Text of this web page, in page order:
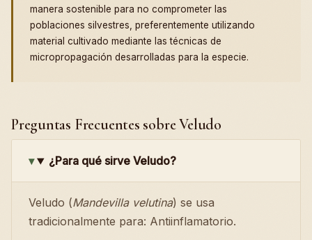
manera sostenible para no comprometer las
poblaciones silvestres, preferentemente utilizando
material cultivado mediante las técnicas de
micropropagación desarrolladas para la especie.
Preguntas Frecuentes sobre Veludo
¿Para qué sirve Veludo?
Veludo (Mandevilla velutina) se usa
tradicionalmente para: Antiinflamatorio.